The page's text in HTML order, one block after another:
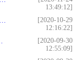
13:49:12]
[2020-10-29
12:16:22]
[2020-09-30
12:55:09]